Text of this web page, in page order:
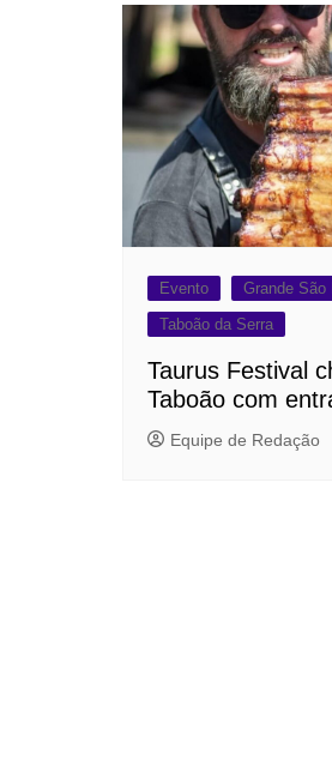
Evento
Grande São
Taboão da Serra
Taurus Festival
Taboão com
Equipe de Redação